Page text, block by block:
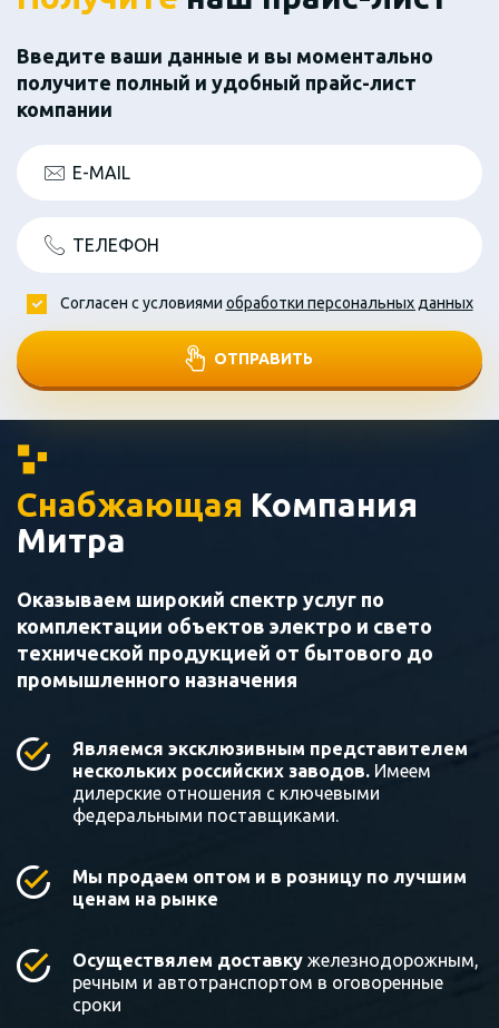
Введите ваши данные и вы моментально
получите полный и удобный прайс-лист
компании
E-MAIL
ТЕЛЕФОН
ОТПРАВИТЬ
Согласен с условиями обработки персональных данных
Снабжающая Компания
Митра
Оказываем широкий спектр услуг по
комплектации объектов электро и свето
технической продукцией от бытового до
промышленного назначения
Являемся эксклюзивным представителем
нескольких российских заводов. Имеем
дилерские отношения с ключевыми
федеральными поставщиками.
Мы продаем оптом и в розницу по лучшим
ценам на рынке
Осуществялем доставку железнодорожным,
речным и автотранспортом в оговоренные
сроки